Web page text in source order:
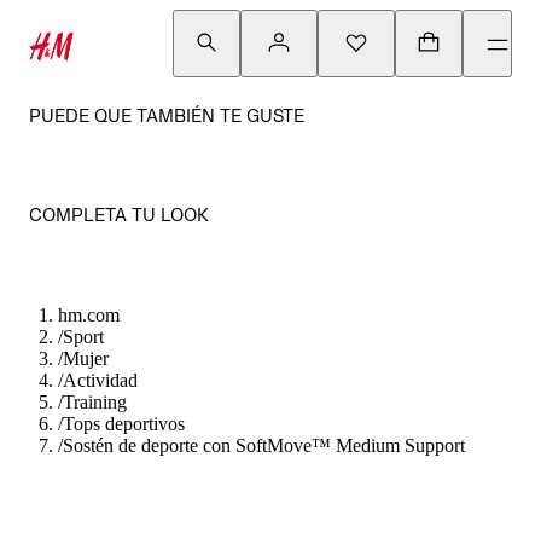
PUEDE QUE TAMBIÉN TE GUSTE
COMPLETA TU LOOK
hm.com
/Sport
/Mujer
/Actividad
/Training
/Tops deportivos
/Sostén de deporte con SoftMove™ Medium Support